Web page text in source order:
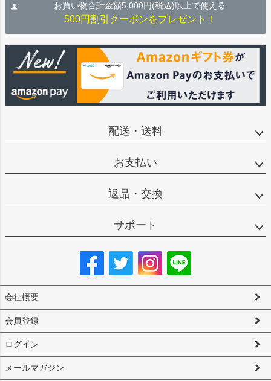
お買い物合計金額5,000円(税込)以上で使える
500円割引クーポンをプレゼント！
配送・送料
お支払い
返品・交換
サポート
会社概要
会員登録
ログイン
メールマガジン